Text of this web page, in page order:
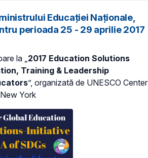
Educației Naționale,
perioada 25 - 29 aprilie 2017
la „ 2017 Education Solutions
Training & Leadership
”, organizată de UNESCO Center
York